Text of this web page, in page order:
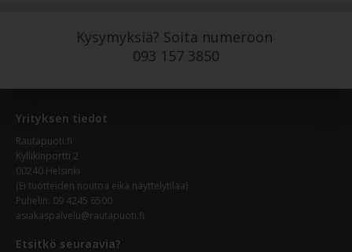
Kysymyksiä? Soita numeroon
093 157 3850
Yrityksen tiedot
Rautapuoti.fi
Kyllikinportti 2
00240 Helsinki
(Ei tuotteiden noutoa eikä näyttelytilaa)
Puhelin: 09 4245 6500
asiakaspalvelu@rautapuoti.fi
Etsitkö seuraavia?